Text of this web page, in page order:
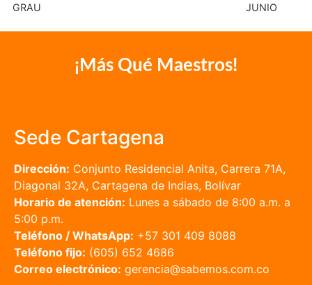
GRAU
JUNIO
¡Más Qué Maestros!
Sede Cartagena
Dirección: Conjunto Residencial Anita, Carrera 71A,
Diagonal 32A, Cartagena de Indias, Bolívar
Horario de atención: Lunes a sábado de 8:00 a.m. a
5:00 p.m.
Teléfono / WhatsApp: +57 301 409 8088
Teléfono fijo: (605) 652 4686
Correo electrónico: gerencia@sabemos.com.co